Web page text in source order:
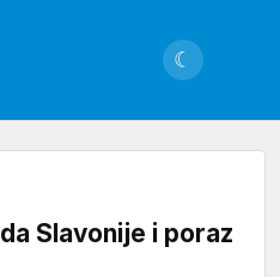
☾
Slavonije i poraz